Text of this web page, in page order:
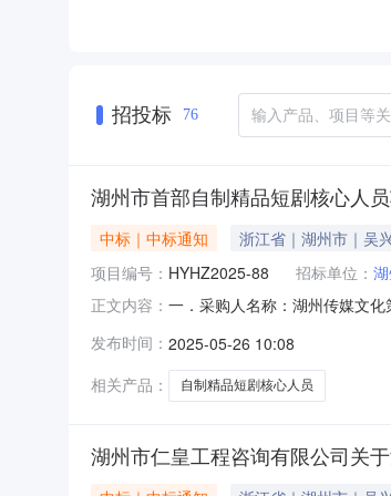
招投标 76
湖州市首部自制精品短剧核心人
中标｜中标通知 浙江省｜湖州市｜吴
项目编号： HYHZ2025-88 招标单位：
正文内容： 一．采购人名称：湖州传媒文
拾柒万陆仟元整（￥476000.00
公告期限届满之日
发布时间： 2025-05-26 10:08
相关产品：
自制精品短剧核心人员
湖州市仁皇工程咨询有限公司关